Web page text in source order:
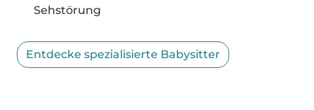
Sehstörung
Entdecke spezialisierte Babysitter